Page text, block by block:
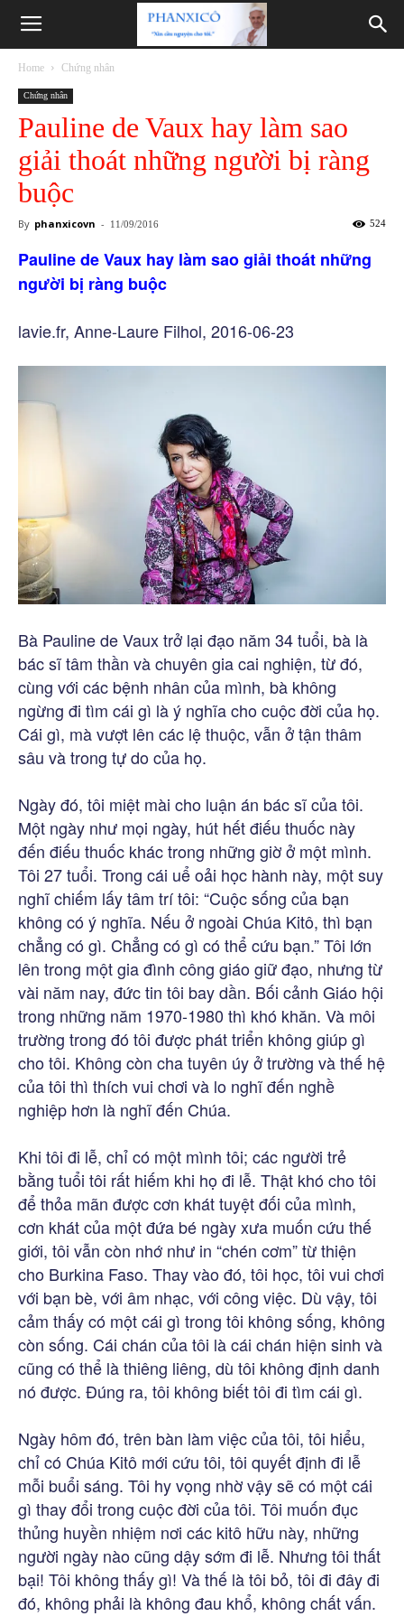
Phanxicô
Home Chứng nhân
Chứng nhân
Pauline de Vaux hay làm sao
giải thoát những người bị ràng
buộc
By phanxicovn - 11/09/2016 524
Pauline de Vaux hay làm sao giải thoát những
người bị ràng buộc
lavie.fr, Anne-Laure Filhol, 2016-06-23
Bà Pauline de Vaux trở lại đạo năm 34 tuổi, bà là
bác sĩ tâm thần và chuyên gia cai nghiện, từ đó,
cùng với các bệnh nhân của mình, bà không
ngừng đi tìm cái gì là ý nghĩa cho cuộc đời của họ.
Cái gì, mà vượt lên các lệ thuộc, vẫn ở tận thâm
sâu và trong tự do của họ.
Ngày đó, tôi miệt mài cho luận án bác sĩ của tôi.
Một ngày như mọi ngày, hút hết điếu thuốc này
đến điếu thuốc khác trong những giờ ở một mình.
Tôi 27 tuổi. Trong cái uể oải học hành này, một suy
nghĩ chiếm lấy tâm trí tôi: “Cuộc sống của bạn
không có ý nghĩa. Nếu ở ngoài Chúa Kitô, thì bạn
chẳng có gì. Chẳng có gì có thể cứu bạn.” Tôi lớn
lên trong một gia đình công giáo giữ đạo, nhưng từ
vài năm nay, đức tin tôi bay dần. Bối cảnh Giáo hội
trong những năm 1970-1980 thì khó khăn. Và môi
trường trong đó tôi được phát triển không giúp gì
cho tôi. Không còn cha tuyên úy ở trường và thế hệ
của tôi thì thích vui chơi và lo nghĩ đến nghề
nghiệp hơn là nghĩ đến Chúa.
Khi tôi đi lễ, chỉ có một mình tôi; các người trẻ
bằng tuổi tôi rất hiếm khi họ đi lễ. Thật khó cho tôi
để thỏa mãn được cơn khát tuyệt đối của mình,
cơn khát của một đứa bé ngày xưa muốn cứu thế
giới, tôi vẫn còn nhớ như in “chén cơm” từ thiện
cho Burkina Faso. Thay vào đó, tôi học, tôi vui chơi
với bạn bè, với âm nhạc, với công việc. Dù vậy, tôi
cảm thấy có một cái gì trong tôi không sống, không
còn sống. Cái chán của tôi là cái chán hiện sinh và
cũng có thể là thiêng liêng, dù tôi không định danh
nó được. Đúng ra, tôi không biết tôi đi tìm cái gì.
Ngày hôm đó, trên bàn làm việc của tôi, tôi hiểu,
chỉ có Chúa Kitô mới cứu tôi, tôi quyết định đi lễ
mỗi buổi sáng. Tôi hy vọng nhờ vậy sẽ có một cái
gì thay đổi trong cuộc đời của tôi. Tôi muốn đục
thủng huyền nhiệm nơi các kitô hữu này, những
người ngày nào cũng dậy sớm đi lễ. Nhưng tôi thất
bại! Tôi không thấy gì! Và thế là tôi bỏ, tôi đi đây đi
đó, không phải là không đau khổ, không chất vấn.